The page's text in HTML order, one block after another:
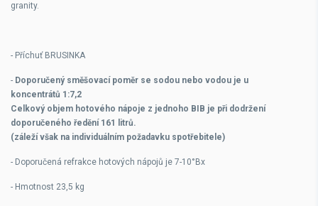
granity.
- Příchuť BRUSINKA
- Doporučený směšovací poměr se sodou nebo vodou je u
koncentrátů 1:7,2
Celkový objem hotového nápoje z jednoho BIB je při dodržení
doporučeného ředění 161 litrů.
(záleží však na individuálním požadavku spotřebitele)
- Doporučená refrakce hotových nápojů je 7-10°Bx
- Hmotnost 23,5 kg